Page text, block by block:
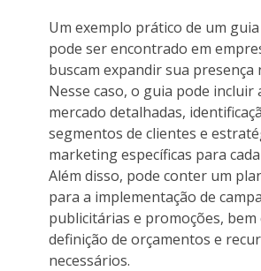
Um exemplo prático de um
pode ser encontrado em
buscam expandir sua presença
Nesse caso, o guia pode incluir
mercado detalhadas,
segmentos de clientes e
marketing específicas para
Além disso, pode conter um
para a implementação de
publicitárias e promoções, bem
definição de orçamentos e
necessários.